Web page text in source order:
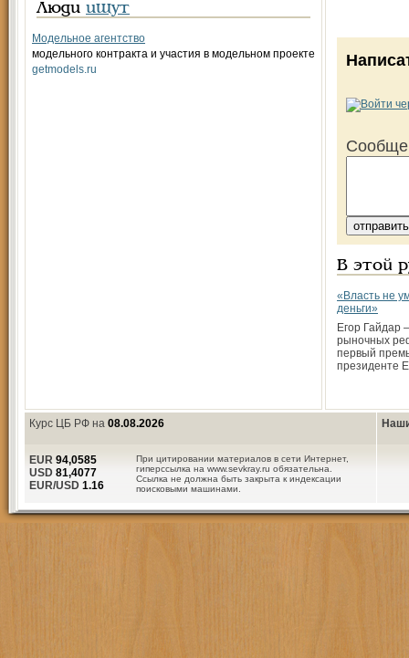
Люди ищут
Модельное агентство
модельного контракта и участия в модельном проекте
getmodels.ru
В этой
«Власть не
деньги»
Егор Гайдар
рыночных
первый
президенте
Курс ЦБ РФ на 08.08.2026
При цитировании материалов в сети Интернет,
гиперссылка на www.sevkray.ru обязательна.
Ссылка не должна быть закрыта к индексации
поисковыми машинами.
EUR 94,0585
USD 81,4077
EUR/USD 1.16